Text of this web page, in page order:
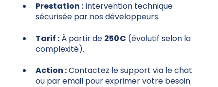
Prestation : Intervention technique
sécurisée par nos développeurs.
Tarif : À partir de 250€ (évolutif selon la
complexité).
Action :Contactez le support via le chat
ou par email pour exprimer votre besoin.